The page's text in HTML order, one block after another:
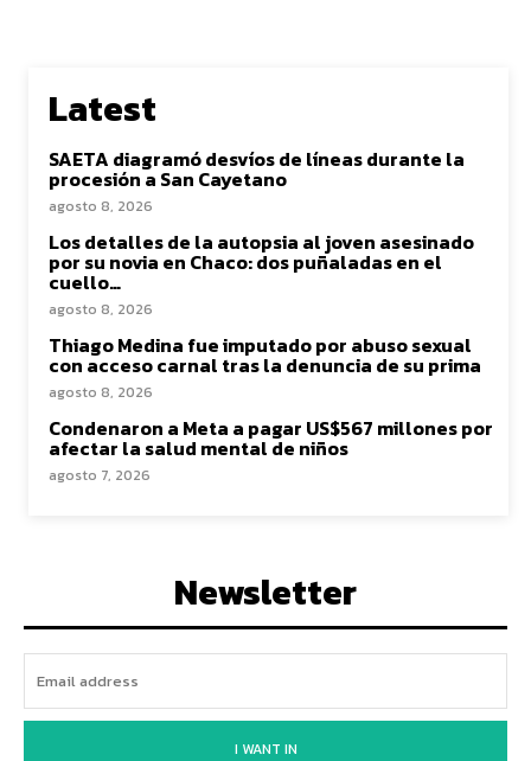
Latest
SAETA diagramó desvíos de líneas durante la
procesión a San Cayetano
agosto 8, 2026
Los detalles de la autopsia al joven asesinado
por su novia en Chaco: dos puñaladas en el
cuello…
agosto 8, 2026
Thiago Medina fue imputado por abuso sexual
con acceso carnal tras la denuncia de su prima
agosto 8, 2026
Condenaron a Meta a pagar US$567 millones por
afectar la salud mental de niños
agosto 7, 2026
Newsletter
I WANT IN